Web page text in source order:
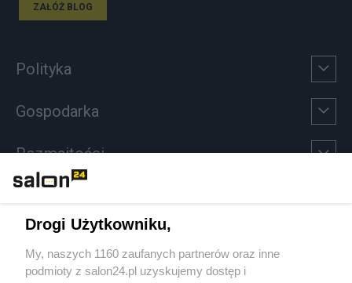
ZAŁÓŻ BLOG
Polityka
Gospodarka
Rozmaitości
Sport
Drogi Użytkowniku,
My, naszych 1160 zaufanych partnerów oraz inne
podmioty z salon24.pl uzyskujemy dostęp i